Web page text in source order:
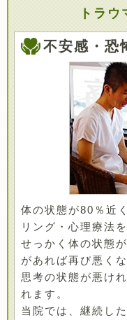
トラ
不安感・恐
体の状態が80％近
リング・心理療法
せっかく体の状態
があれば再び悪く
思考の状態が悪け
れます。
当院では、継続し